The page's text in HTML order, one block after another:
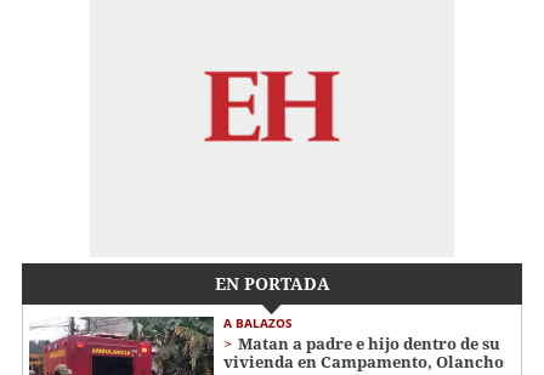
EN PORTADA
A BALAZOS
Matan a padre e hijo dentro de su
vivienda en Campamento, Olancho